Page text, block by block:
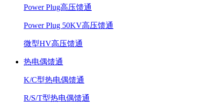
Power Plug高压馈通
Power Plug 50KV高压馈通
微型HV高压馈通
热电偶馈通
K/C型热电偶馈通
R/S/T型热电偶馈通